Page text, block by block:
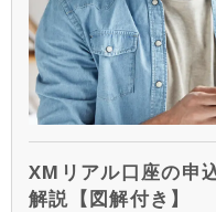
XMリアル口座の申
解説【図解付き】